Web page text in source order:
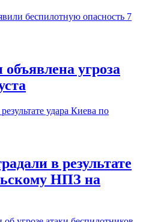
угроза
в результате
НПЗ на